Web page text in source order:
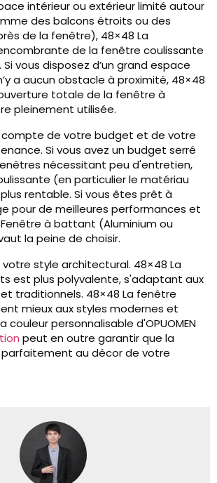
intérieur ou extérieur limité autour
des balcons étroits ou des
de la fenêtre), 48×48 La
de la fenêtre coulissante
vous disposez d’un grand espace
a aucun obstacle à proximité, 48×48
totale de la fenêtre à
pleinement utilisée.
compte de votre budget et de votre
Si vous avez un budget serré
nécessitant peu d'entretien,
(en particulier le matériau
rentable. Si vous êtes prêt à
pour de meilleures performances et
à battant (Aluminium ou
la peine de choisir.
votre style architectural. 48×48 La
est plus polyvalente, s'adaptant aux
traditionnels. 48×48 La fenêtre
mieux aux styles modernes et
couleur personnalisable d'OPUOMEN
peut en outre garantir que la
au décor de votre